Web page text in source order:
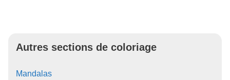
Autres sections de coloriage
Mandalas